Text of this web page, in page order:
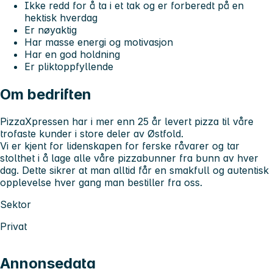
Ikke redd for å ta i et tak og er forberedt på en
hektisk hverdag
Er nøyaktig
Har masse energi og motivasjon
Har en god holdning
Er pliktoppfyllende
Om bedriften
PizzaXpressen har i mer enn 25 år levert pizza til våre
trofaste kunder i store deler av Østfold.
Vi er kjent for lidenskapen for ferske råvarer og tar
stolthet i å lage alle våre pizzabunner fra bunn av hver
dag. Dette sikrer at man alltid får en smakfull og autentisk
opplevelse hver gang man bestiller fra oss.
Sektor
Privat
Annonsedata